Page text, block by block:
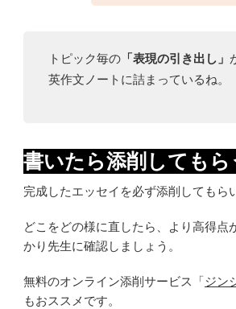
トピック毎の 「表現の引き出し」
英作文ノートに詰まっているね。
書いたら添削してもら
完成したエッセイを必ず添削してもら
どこをどの様に直したら、より高得点
かり先生に確認しましょう。
無料のオンライン添削サービス「ジン
もおススメです。